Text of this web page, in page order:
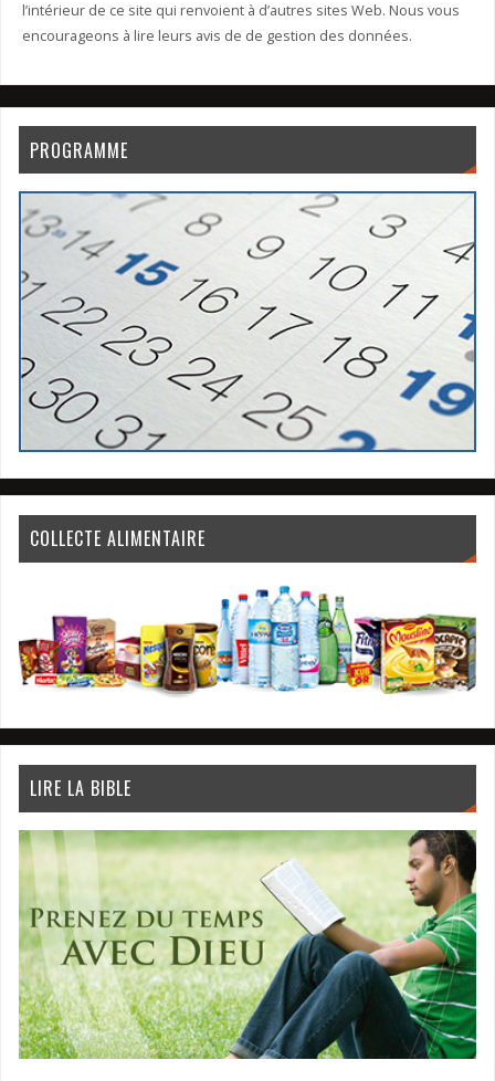
l’intérieur de ce site qui renvoient à d’autres sites Web. Nous vous
encourageons à lire leurs avis de de gestion des données.
PROGRAMME
COLLECTE ALIMENTAIRE
LIRE LA BIBLE